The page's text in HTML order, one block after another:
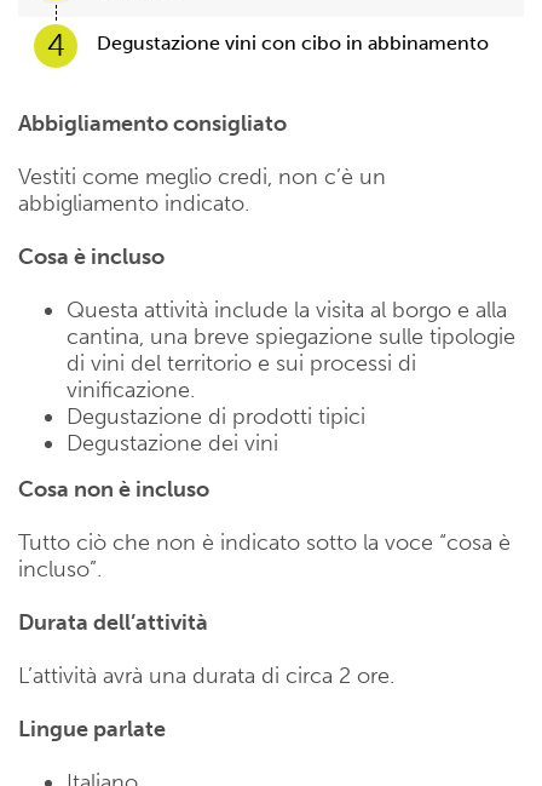
4 Degustazione vini con cibo in abbinamento
Abbigliamento consigliato
Vestiti come meglio credi, non c’è un
abbigliamento indicato.
Cosa è incluso
Questa attività include la visita al borgo e alla
cantina, una breve spiegazione sulle tipologie
di vini del territorio e sui processi di
vinificazione.
Degustazione di prodotti tipici
Degustazione dei vini
Cosa non è incluso
Tutto ciò che non è indicato sotto la voce “cosa è
incluso”.
Durata dell’attività
L’attività avrà una durata di circa 2 ore.
Lingue parlate